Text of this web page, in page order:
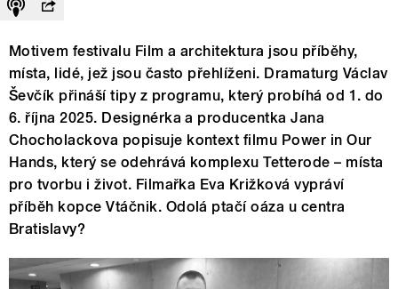
Motivem festivalu Film a architektura jsou příběhy,
místa, lidé, jež jsou často přehlíženi. Dramaturg Václav
Ševčík přináší tipy z programu, který probíhá od 1. do
6. října 2025. Designérka a producentka Jana
Chocholackova popisuje kontext filmu Power in Our
Hands, který se odehrává komplexu Tetterode – místa
pro tvorbu i život. Filmařka Eva Križková vypráví
příběh kopce Vtáčnik. Odolá ptačí oáza u centra
Bratislavy?